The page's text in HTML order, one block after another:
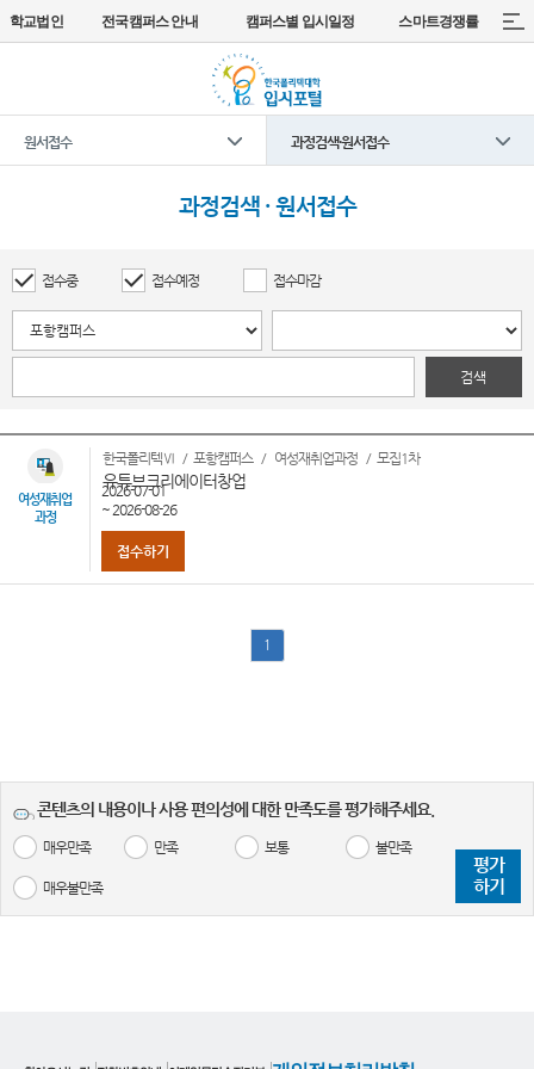
학교법인 전국캠퍼스 안내 캠퍼스별 입시일정 스마트경쟁률
원서접수 과정검색·원서접수
과정검색 · 원서접수
접수중 접수예정 접수마감
검색
여성재취업
과정
한국폴리텍Ⅵ 포항캠퍼스 여성재취업과정 모집1차
유튜브크리에이터창업
2026-07-01
~ 2026-08-26
접수하기
1
콘텐츠의 내용이나 사용 편의성에 대한 만족도를 평가해주세요.
매우만족 만족 보통 불만족
매우불만족
평가
하기